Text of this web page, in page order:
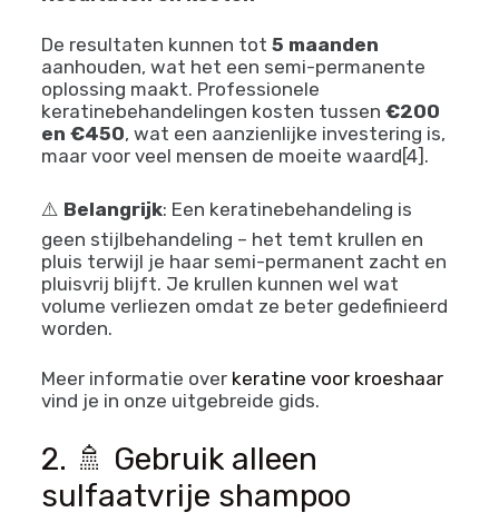
De resultaten kunnen tot 5 maanden
aanhouden, wat het een semi-permanente
oplossing maakt. Professionele
keratinebehandelingen kosten tussen €200
en €450, wat een aanzienlijke investering is,
maar voor veel mensen de moeite waard[4].
⚠️ Belangrijk: Een keratinebehandeling is
geen stijlbehandeling – het temt krullen en
pluis terwijl je haar semi-permanent zacht en
pluisvrij blijft. Je krullen kunnen wel wat
volume verliezen omdat ze beter gedefinieerd
worden.
Meer informatie over keratine voor kroeshaar
vind je in onze uitgebreide gids.
2. 🚿 Gebruik alleen
sulfaatvrije shampoo